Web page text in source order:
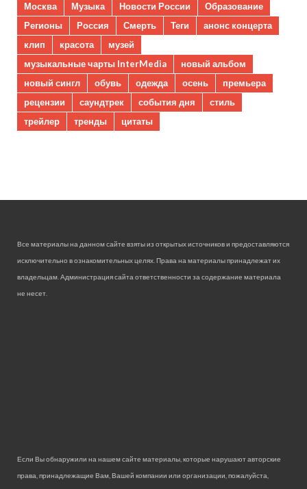
Москва
Музыка Новости России
Образование
Регионы
Россия Смерть Теги
анонс концерта
клип
красота
музей
музыкальные чарты InterMedia
новый альбом
новый сингл
обувь одежда осень
премьера
рецензии
саундтрек события дня
стиль
трейлер
тренды цитаты
Все материалы на данном сайте взяты из открытых источников и предоставляются
исключительно в ознакомительных целях. Права на материалы принадлежат их
владельцам. Администрация сайта ответственности за содержание материала
не несет.
Если Вы обнаружили на нашем сайте материалы, которые нарушают авторские
права, принадлежащие Вам, Вашей компании или организации, пожалуйста,